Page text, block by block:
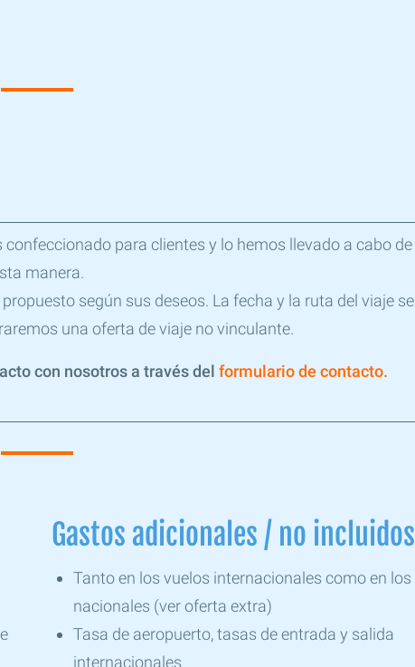
para clientes y lo hemos llevado a cabo de
manera.
según sus deseos. La fecha y la ruta del viaje se
una oferta de viaje no vinculante.
con nosotros a través del formulario de contacto.
Gastos adicionales / no incluidos
Tanto en los vuelos internacionales como en los
nacionales (ver oferta extra)
Tasa de aeropuerto, tasas de entrada y salida
internacionales